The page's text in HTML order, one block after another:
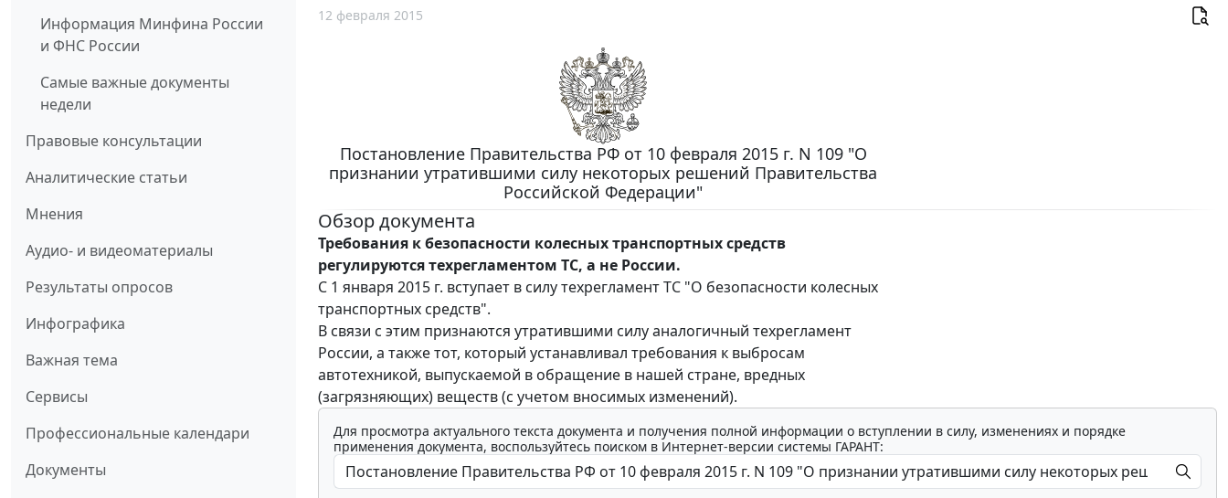
Информация Минфина России
и ФНС России
Самые важные документы
недели
Правовые консультации
Аналитические статьи
Мнения
Аудио- и видеоматериалы
Результаты опросов
Инфографика
Важная тема
Сервисы
Профессиональные календари
Документы
12 февраля 2015
Постановление Правительства РФ от 10 февраля 2015 г. N 109 "О
признании утратившими силу некоторых решений Правительства
Российской Федерации"
Обзор документа
Требования к безопасности колесных транспортных средств
регулируются техрегламентом ТС, а не России.
С 1 января 2015 г. вступает в силу техрегламент ТС "О безопасности колесных
транспортных средств".
В связи с этим признаются утратившими силу аналогичный техрегламент
России, а также тот, который устанавливал требования к выбросам
автотехникой, выпускаемой в обращение в нашей стране, вредных
(загрязняющих) веществ (с учетом вносимых изменений).
Для просмотра актуального текста документа и получения полной информации о вступлении в силу, изменениях и порядке
применения документа, воспользуйтесь поиском в Интернет-версии системы ГАРАНТ: